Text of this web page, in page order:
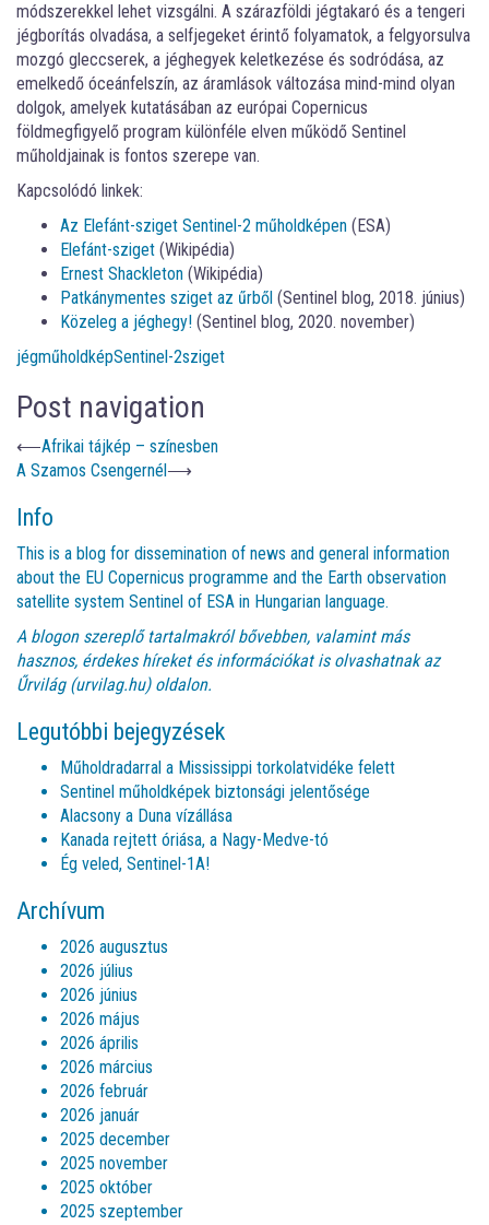
módszerekkel lehet vizsgálni. A szárazföldi jégtakaró és a tengeri
jégborítás olvadása, a selfjegeket érintő folyamatok, a felgyorsulva
mozgó gleccserek, a jéghegyek keletkezése és sodródása, az
emelkedő óceánfelszín, az áramlások változása mind-mind olyan
dolgok, amelyek kutatásában az európai Copernicus
földmegfigyelő program különféle elven működő Sentinel
műholdjainak is fontos szerepe van.
Kapcsolódó linkek:
Az Elefánt-sziget Sentinel-2 műholdképen (ESA)
Elefánt-sziget (Wikipédia)
Ernest Shackleton (Wikipédia)
Patkánymentes sziget az űrből (Sentinel blog, 2018. június)
Közeleg a jéghegy! (Sentinel blog, 2020. november)
jégműholdképSentinel-2sziget
Post navigation
⟵Afrikai tájkép – színesben
A Szamos Csengernél⟶
Info
This is a blog for dissemination of news and general information
about the EU Copernicus programme and the Earth observation
satellite system Sentinel of ESA in Hungarian language.
A blogon szereplő tartalmakról bővebben, valamint más
hasznos, érdekes híreket és információkat is olvashatnak az
Űrvilág (urvilag.hu)oldalon.
Legutóbbi bejegyzések
Műholdradarral a Mississippi torkolatvidéke felett
Sentinel műholdképek biztonsági jelentősége
Alacsony a Duna vízállása
Kanada rejtett óriása, a Nagy-Medve-tó
Ég veled, Sentinel-1A!
Archívum
2026 augusztus
2026 július
2026 június
2026 május
2026 április
2026 március
2026 február
2026 január
2025 december
2025 november
2025 október
2025 szeptember